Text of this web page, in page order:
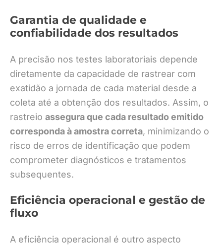
Garantia de qualidade e
confiabilidade dos resultados
A precisão nos testes laboratoriais depende
diretamente da capacidade de rastrear com
exatidão a jornada de cada material desde a
coleta até a obtenção dos resultados. Assim, o
rastreio assegura que cada resultado emitido
corresponda à amostra correta, minimizando o
risco de erros de identificação que podem
comprometer diagnósticos e tratamentos
subsequentes.
Eficiência operacional e gestão de
fluxo
A eficiência operacional é outro aspecto